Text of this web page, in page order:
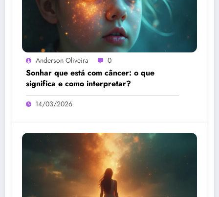
Anderson Oliveira 0
Sonhar que está com câncer: o que
significa e como interpretar?
14/03/2026